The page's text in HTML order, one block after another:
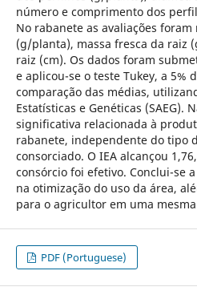
número e comprimento dos
No rabanete as avaliações foram
(g/planta), massa fresca da raiz
raiz (cm). Os dados foram
e aplicou-se o teste Tukey, a 5%
comparação das médias,
Estatísticas e Genéticas (SAEG).
significativa relacionada à
rabanete, independente do tipo
consorciado. O IEA alcançou
consórcio foi efetivo. Conclui-se
na otimização do uso da área,
para o agricultor em uma
PDF (Portuguese)